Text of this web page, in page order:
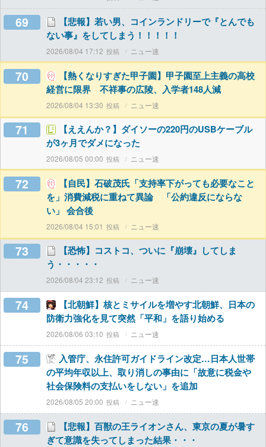
69
【悲報】若い男、コインランドリーで『とんでも
ない事』をしてしまう！！！！！
2026/08/04 17:12 ニュー速
70
【熱くなりすぎた甲子園】甲子園至上主義の高校
経営に限界 不祥事の広陵、入学者148人減
2026/08/04 13:30 ニュー速
71
【ええんか？】ダイソーの220円のUSBケーブル
が3ヶ月でダメになった
2026/08/05 00:00 ニュー速
72
【自民】石破茂氏「支持率下がっても必要なこと
を」消費減税に重ねて異論 「公約違反にならな
い」 会合後
2026/08/04 15:01 ニュー速
73
【恐怖】コストコ、ついに『崩壊』してしま
う・・・・・
2026/08/04 23:12 ニュー速
74
【北朝鮮】核とミサイルを増やす北朝鮮、日本の
防衛力強化を見て突然「平和」を語り始める
2026/08/06 03:10 ニュー速
75
入管庁、永住許可ガイドライン改定…日本人世帯
の平均年収以上、取り消しの事由に「故意に税金や
社会保険料の支払いをしない」を追加
2026/08/05 20:00 ニュー速
76
【悲報】百獣の王ライオンさん、東京の夏が暑す
ぎて意識を失ってしまった結果・・・